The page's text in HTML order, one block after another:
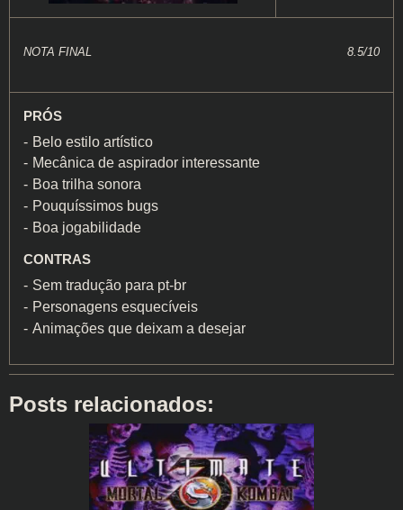
NOTA FINAL 8.5/10
PRÓS
Belo estilo artístico
Mecânica de aspirador interessante
Boa trilha sonora
Pouquíssimos bugs
Boa jogabilidade
CONTRAS
Sem tradução para pt-br
Personagens esquecíveis
Animações que deixam a desejar
Posts relacionados: